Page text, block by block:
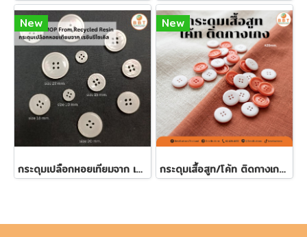
New
กระดุมเปลือกหอยเทียมจาก เรซิ่นรีไซเคิล ขนาด 23 มิล.
New
กระดุมเสื้อสูท/โค้ท ติดกางเกง 20มิล (100 เม็ด)